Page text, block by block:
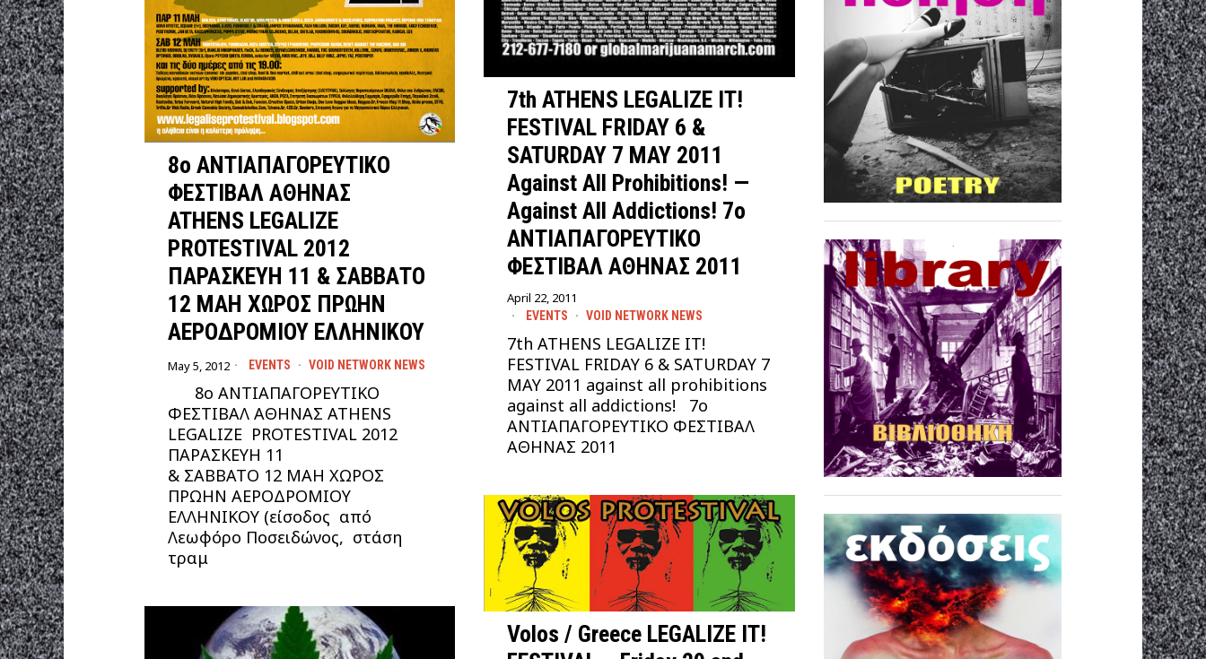
8ο ΑΝΤΙΑΠΑΓΟΡΕΥΤΙΚΟ
ΦΕΣΤΙΒΑΛ ΑΘΗΝΑΣ
ATHENS LEGALIZE
PROTESTIVAL 2012
ΠΑΡΑΣΚΕΥΗ 11 & ΣΑΒΒΑΤΟ
12 ΜΑΗ ΧΩΡΟΣ ΠΡΩΗΝ
ΑΕΡΟΔΡΟΜΙΟΥ ΕΛΛΗΝΙΚΟΥ
May 5, 2012 EVENTS · VOID NETWORK NEWS
8ο ΑΝΤΙΑΠΑΓΟΡΕΥΤΙΚΟ
ΦΕΣΤΙΒΑΛ ΑΘΗΝΑΣ ATHENS
LEGALIZE PROTESTIVAL 2012
ΠΑΡΑΣΚΕΥΗ 11
& ΣΑΒΒΑΤΟ 12 ΜΑΗ ΧΩΡΟΣ
ΠΡΩΗΝ ΑΕΡΟΔΡΟΜΙΟΥ
ΕΛΛΗΝΙΚΟΥ (είσοδος από
Λεωφόρο Ποσειδώνος, στάση
τραμ
7th ATHENS LEGALIZE IT!
FESTIVAL FRIDAY 6 &
SATURDAY 7 MAY 2011
Against All Prohibitions! —
Against All Addictions! 7o
ΑΝΤΙΑΠΑΓΟΡΕΥΤΙΚΟ
ΦΕΣΤΙΒΑΛ ΑΘΗΝΑΣ 2011
April 22, 2011
EVENTS · VOID NETWORK NEWS
7th ATHENS LEGALIZE IT!
FESTIVAL FRIDAY 6 & SATURDAY 7
MAY 2011 against all prohibitions
against all addictions! 7o
ΑΝΤΙΑΠΑΓΟΡΕΥΤΙΚΟ ΦΕΣΤΙΒΑΛ
ΑΘΗΝΑΣ 2011
Volos / Greece LEGALIZE IT!